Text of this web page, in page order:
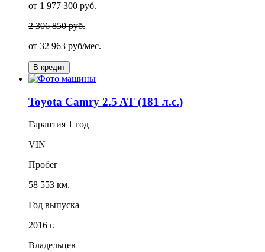
от 1 977 300 руб.
2 306 850 руб.
от 32 963 руб/мес.
В кредит
Toyota Camry 2.5 AT (181 л.с.)
Гарантия 1 год
VIN
Пробег
58 553 км.
Год выпуска
2016 г.
Владельцев